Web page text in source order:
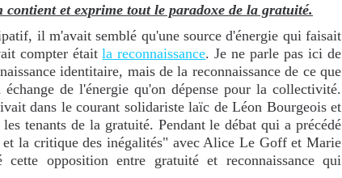
et exprime tout le paradoxe de la gratuité.
il m'avait semblé qu'une source d'énergie qui faisait
compter étaitla reconnaissance. Je ne parle pas ici de
identitaire, mais de la reconnaissance de ce que
de l'énergie qu'on dépense pour la collectivité.
dans le courant solidariste laïc de Léon Bourgeois et
tenants de la gratuité. Pendant le débat qui a précédé
la critique des inégalités" avec Alice Le Goff et Marie
opposition entre gratuité et reconnaissance qui